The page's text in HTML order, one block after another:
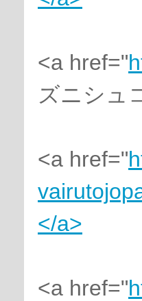
<a href="
ズニシュ
<a href="
</a>
<a href="